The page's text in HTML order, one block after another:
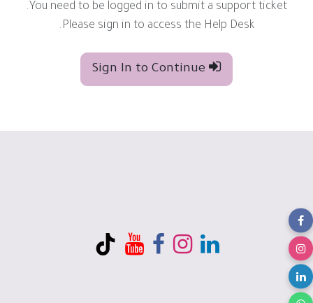
You need to be logged in to submit a support ticket.
Please sign in to access the Help Desk.